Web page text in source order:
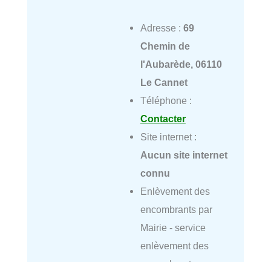
Adresse : 69
Chemin de
l'Aubarède, 06110
Le Cannet
Téléphone :
Contacter
Site internet :
Aucun site internet
connu
Enlèvement des
encombrants par
Mairie - service
enlèvement des